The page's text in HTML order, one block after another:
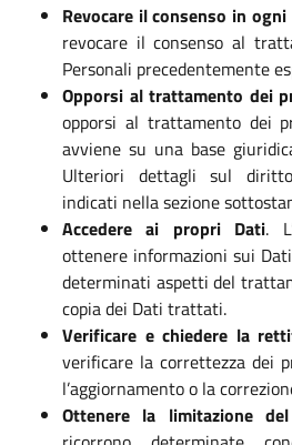
Revocare il consenso in
revocare il consenso al
Personali precedentemente
Opporsi al trattamento dei
opporsi al trattamento dei
avviene su una base
Ulteriori dettagli sul
indicati nella sezione
Accedere ai propri Dati.
ottenere informazioni sui
determinati aspetti del
copia dei Dati trattati.
Verificare e chiedere la
verificare la correttezza dei
l’aggiornamento o la
Ottenere la limitazione